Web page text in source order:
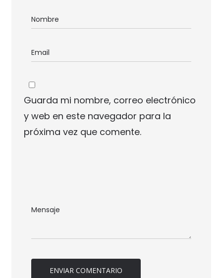
Guarda mi nombre, correo electrónico
y web en este navegador para la
próxima vez que comente.